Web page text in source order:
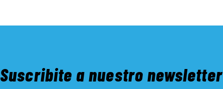
Suscribite a nuestro newsletter